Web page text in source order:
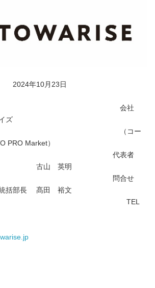
月23日
社
ズ
コー
PRO Market）
表者
長 古山 英明
合せ
括部長 髙田 裕文